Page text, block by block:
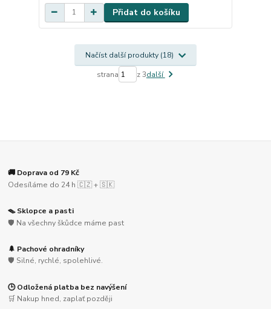
Přidat do košíku
Načíst další produkty (18)
strana z 3další
🚚 Doprava od 79 Kč
Odesíláme do 24 h 🇨🇿 + 🇸🇰
🪤 Sklopce a pasti
🛡️ Na všechny škůdce máme past
🌲 Pachové ohradníky
🛡️ Silné, rychlé, spolehlivé.
🕒 Odložená platba bez navýšení
🛒 Nakup hned, zaplať později